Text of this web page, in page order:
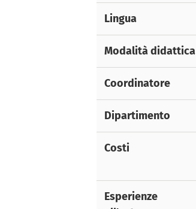
Lingua
Modalità didattica
Coordinatore
Dipartimento
Costi
Esperienze